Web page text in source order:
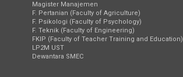
Magister Manajemen
F. Pertanian (Faculty of Agriculture)
F. Psikologi (Faculty of Psychology)
F. Teknik (Faculty of Engineering)
FKIP (Faculty of Teacher Training and Education)
LP2M UST
Dewantara SMEC